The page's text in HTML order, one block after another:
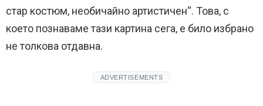
стар костюм, необичайно артистичен“. Това, с
което познаваме тази картина сега, е било избрано
не толкова отдавна.
ADVERTISEMENTS